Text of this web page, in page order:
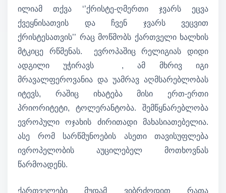
ილიამ თქვა ‘’ქრისტე-ღმერთი ჯვარს ეცვა
ქვეყნისათვის და ჩვენ ჯვარს ვეცვით
ქრისტესათვის’’ რაც მოწმობს ქართველი ხალხის
მტკიცე რწმენას. ევროპაშიც რელიგიას დიდი
ადგილი უჭირავს , ამ მხრივ იგი
მრავალფეროვანია და უამრავ აღმსარებლობას
იტევს, რაშიც იხატება მისი ერთ-ერთი
პრიორიტეტი, ტოლერანტობა. შემწყნარებლობა
ევროპული ოჯახის ძირითადი მახასიათებელია.
ასე რომ სარწმუნოების ასეთი თავისუფლება
ივროპელობის აუცილებელ მოთხოვნას
წარმოადენს.
ქართველები მუდამ ვიბრძოდით რათა